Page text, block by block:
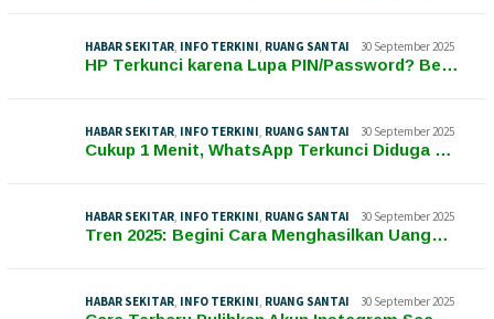
HABAR SEKITAR, INFO TERKINI, RUANG SANTAI 30 September 2025
HP Terkunci karena Lupa PIN/Password? Be…
HABAR SEKITAR, INFO TERKINI, RUANG SANTAI 30 September 2025
Cukup 1 Menit, WhatsApp Terkunci Diduga …
HABAR SEKITAR, INFO TERKINI, RUANG SANTAI 30 September 2025
Tren 2025: Begini Cara Menghasilkan Uang…
HABAR SEKITAR, INFO TERKINI, RUANG SANTAI 30 September 2025